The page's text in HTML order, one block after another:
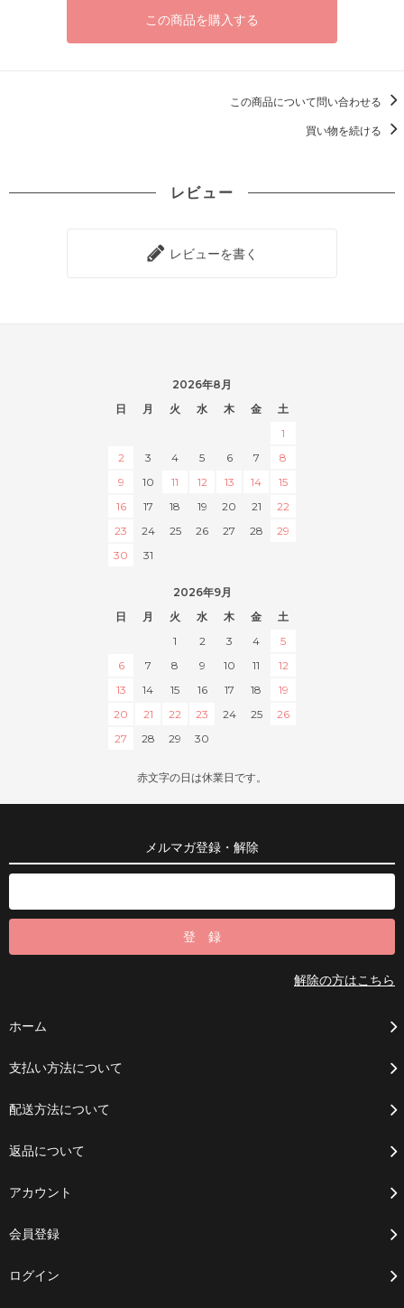
この商品を購入する
この商品について問い合わせる
買い物を続ける
レビュー
レビューを書く
2026年8月
日
月 火 水 木 金
土
1
2
3 4 5 6 7
8
9
10 11 12 13 14
15
16
17 18 19 20 21
22
23
24 25 26 27 28
29
30
31
2026年9月
日
月 火 水 木 金
土
1
2 3 4
5
6
7 8 9 10 11
12
13
14 15 16 17 18
19
20
21 22 23 24 25
26
27
28 29 30
赤文字の日は休業日です。
メルマガ登録・解除
解除の方はこちら
ホーム
支払い方法について
配送方法について
返品について
アカウント
会員登録
ログイン